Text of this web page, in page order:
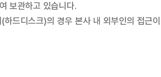
하여 보관하고 있습니다.
드디스크)의 경우 본사 내 외부인의 접